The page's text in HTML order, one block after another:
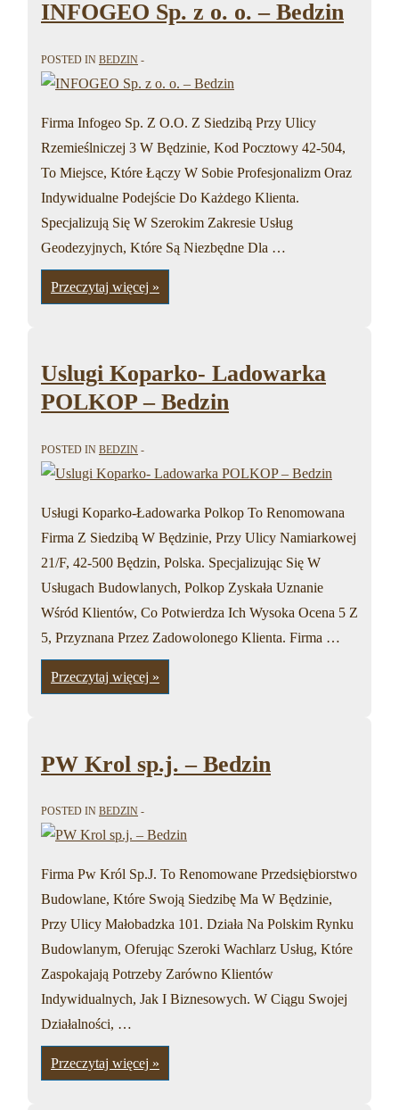
INFOGEO Sp. z o. o. – Bedzin
POSTED IN BEDZIN
Firma Infogeo Sp. Z O.O. Z Siedzibą Przy Ulicy
Rzemieślniczej 3 W Będzinie, Kod Pocztowy 42-504,
To Miejsce, Które Łączy W Sobie Profesjonalizm Oraz
Indywidualne Podejście Do Każdego Klienta.
Specjalizują Się W Szerokim Zakresie Usług
Geodezyjnych, Które Są Niezbędne Dla …
INFOGEO
Sp.
z
Bedzin
Przeczytaj więcej »
Uslugi Koparko- Ladowarka
POLKOP – Bedzin
POSTED IN BEDZIN
Usługi Koparko-Ładowarka Polkop To Renomowana
Firma Z Siedzibą W Będzinie, Przy Ulicy Namiarkowej
21/F, 42-500 Będzin, Polska. Specjalizując Się W
Usługach Budowlanych, Polkop Zyskała Uznanie
Wśród Klientów, Co Potwierdza Ich Wysoka Ocena 5 Z
5, Przyznana Przez Zadowolonego Klienta. Firma …
Uslugi
Koparko-
Ladowarka
Przeczytaj więcej »
PW Krol sp.j. – Bedzin
POSTED IN BEDZIN
Firma Pw Król Sp.J. To Renomowane Przedsiębiorstwo
Budowlane, Które Swoją Siedzibę Ma W Będzinie,
Przy Ulicy Małobadzka 101. Działa Na Polskim Rynku
Budowlanym, Oferując Szeroki Wachlarz Usług, Które
Zaspokajają Potrzeby Zarówno Klientów
Indywidualnych, Jak I Biznesowych. W Ciągu Swojej
Działalności, …
PW
Krol
sp.j.
Przeczytaj więcej »